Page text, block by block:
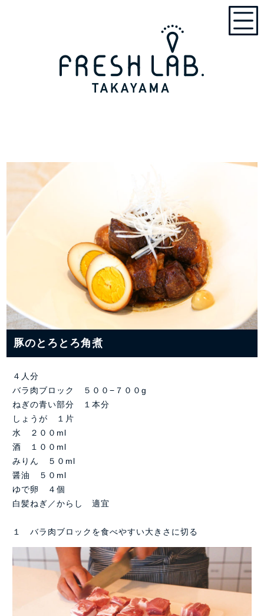
豚のとろとろ角煮
４人分
バラ肉ブロック ５００−７００g
ねぎの青い部分 １本分
しょうが １片
水 ２００ml
酒 １００ml
みりん ５０ml
醤油 ５０ml
ゆで卵 ４個
白髪ねぎ／からし 適宜
１ バラ肉ブロックを食べやすい大きさに切る